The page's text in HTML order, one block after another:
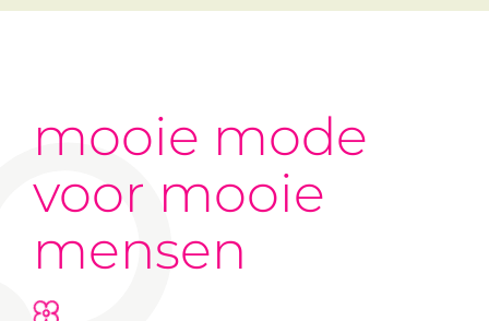
mooie mode
voor mooie
mensen